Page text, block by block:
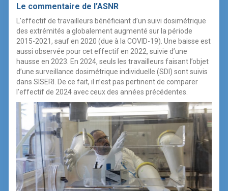
Le commentaire de l’ASNR
L’effectif de travailleurs bénéficiant d’un suivi dosimétrique
des extrémités a globalement augmenté sur la période
2015-2021, sauf en 2020 (due à la COVID-19). Une baisse est
aussi observée pour cet effectif en 2022, suivie d’une
hausse en 2023. En 2024, seuls les travailleurs faisant l’objet
d’une surveillance dosimétrique individuelle (SDI) sont suivis
dans SISERI. De ce fait, il n’est pas pertinent de comparer
l’effectif de 2024 avec ceux des années précédentes.